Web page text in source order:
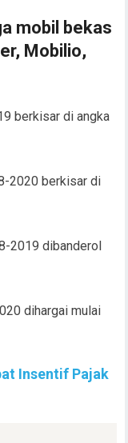
mobil bekas
Mobilio,
berkisar di angka
2020 berkisar di
2019 dibanderol
dihargai mulai
Insentif Pajak